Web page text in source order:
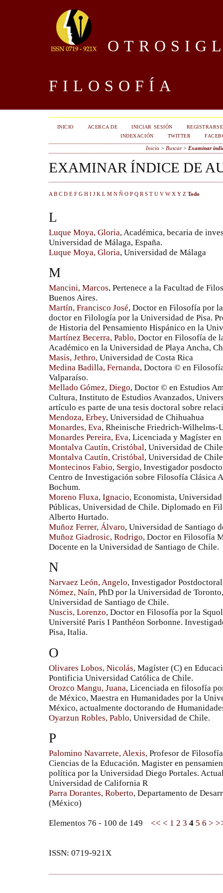
FILOSOFÍA
INICIO ACERCA DE INICIAR SESIÓN
REGISTRARSE
INDEXACIÓN
TWITTER
Inicio > Buscar> Examinar
EXAMINAR ÍNDICE DE
A B C D E F G H I J K L M N Ñ O P Q R S T U V W X Y Z Todo
L
Luque Moya, Gloria, Académica, becaria de
Universidad de Málaga, España.
Luque Moya, Gloria, Universidad de Málaga
M
Mancini, Marcos, Pertenece a la Facultad de
Buenos Aires.
Martín, Francisco José, Doctor en Filosofía por
doctor en Filología por la Universidad de Pisa.
de Historia del Pensamiento Hispánico en la
Martínez Becerra, Pablo, Doctor en Filosofía de
Académico en la Universidad de Playa Ancha,
Masis, Jethro, Universidad de Costa Rica
Medina Badilla, Fernanda, Doctora © en
Valparaíso.
Mellado Gómez, Diego, Doctor © en Estudios
Cultura, Instituto de Estudios Avanzados,
artículo es parte de una tesis doctoral sobre
Mendoza, Erbey, Universidad de Chihuahua
Monardes, Eva, Rheinische Friedrich-Wilhelms-
Monardes Pereira, Eva, Licenciada y Magíster
Montalva Cautín, Cristóbal, Universidad de
Montalva Cautín, Cristóbal, Universidad de
Montecinos Fabio, Sergio, Investigador
Centro de Investigación sobre Filosofía Clásica
Bochum.
Moreno Fluxa, Ignacio, Economista,
Públicas, Universidad de Chile. Diplomado en
Alberto Hurtado.
Muñoz Ferrer, Álvaro, Universidad de Santiago
Muñoz Giadrosic, Rodrigo, Doctor en Filosofía
Docente en la Universidad de Santiago de Chile.
N
Narvaez León, Angelo, Investigador
Nómez, Naín, PhD por la Universidad de
Universidad de Santiago de Chile.
Nuscis, Lorenzo, Doctor en Filosofía por la
Université Paris I Panthéon Sorbonne.
Pisa, Italia.
O
Olivares Lobos, Nicolás, Magíster (C) en
Pontificia Universidad Católica de Chile.
Orozco Mangu, Juana, Licenciada en filosofía
de México, Maestra en Humanidades por la
México, actualmente doctorando de
Oyarzun Robles, Pablo, Universidad de Chile.
P
Palomino Navarrete, Alexis, Profesor de
Ciencias de la Educación. Magister en
política por la Universidad Diego Portales.
Universidad de California R
Parra Dorantes, Roberto, Departamento de
(México)
Elementos 76 - 100 de 149 << < 1 2 3 4 5 6 >
ISSN: 0719-921X